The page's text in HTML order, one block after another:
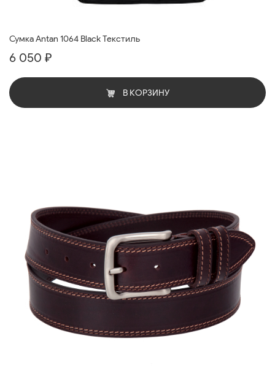
Сумка Antan 1064 Black Текстиль
6 050 ₽
В КОРЗИНУ